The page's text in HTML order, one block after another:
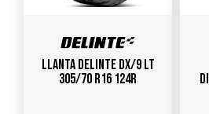
Llanta DELINTE DX/9 LT
305/70 R16 124R